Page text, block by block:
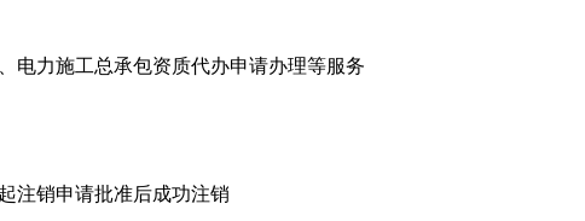
电力施工总承包资质代办申请办理等服务
注销申请批准后成功注销